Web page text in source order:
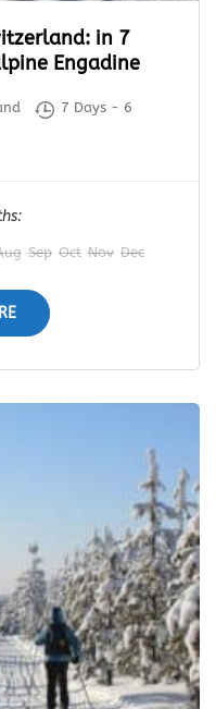
in 7
Engadine
7 Days - 6
Sep Oct Nov Dec